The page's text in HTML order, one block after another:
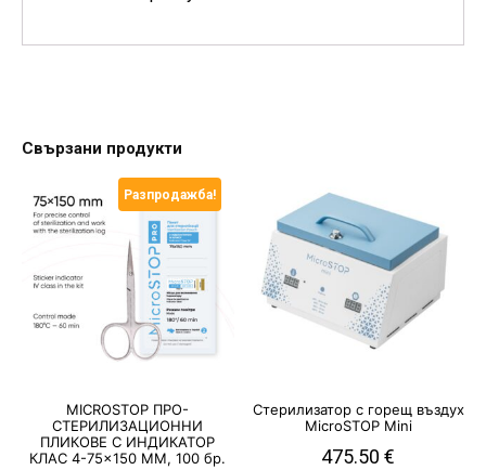
Свързани продукти
Разпродажба!
MICROSTOP ПРО-
СТЕРИЛИЗАЦИОННИ
ПЛИКОВЕ С ИНДИКАТОР
КЛАС 4-75×150 MM, 100 бр.
Стерилизатор с горещ въздух
MicroSTOP Mini
475.50€